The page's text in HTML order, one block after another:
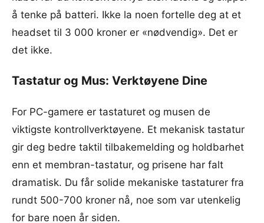
å tenke på batteri. Ikke la noen fortelle deg at et
headset til 3 000 kroner er «nødvendig». Det er
det ikke.
Tastatur og Mus: Verktøyene Dine
For PC-gamere er tastaturet og musen de
viktigste kontrollverktøyene. Et mekanisk tastatur
gir deg bedre taktil tilbakemelding og holdbarhet
enn et membran-tastatur, og prisene har falt
dramatisk. Du får solide mekaniske tastaturer fra
rundt 500-700 kroner nå, noe som var utenkelig
for bare noen år siden.